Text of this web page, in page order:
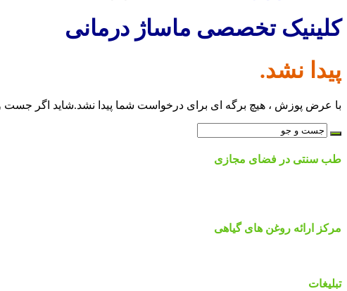
کلینیک تخصصی ماساژ درمانی
پیدا نشد.
با عرض پوزش ، هیچ برگه ای برای درخواست شما پیدا نشد.شاید اگر جست و
طب سنتی در فضای مجازی
مرکز ارائه روغن های گیاهی
تبلیغات